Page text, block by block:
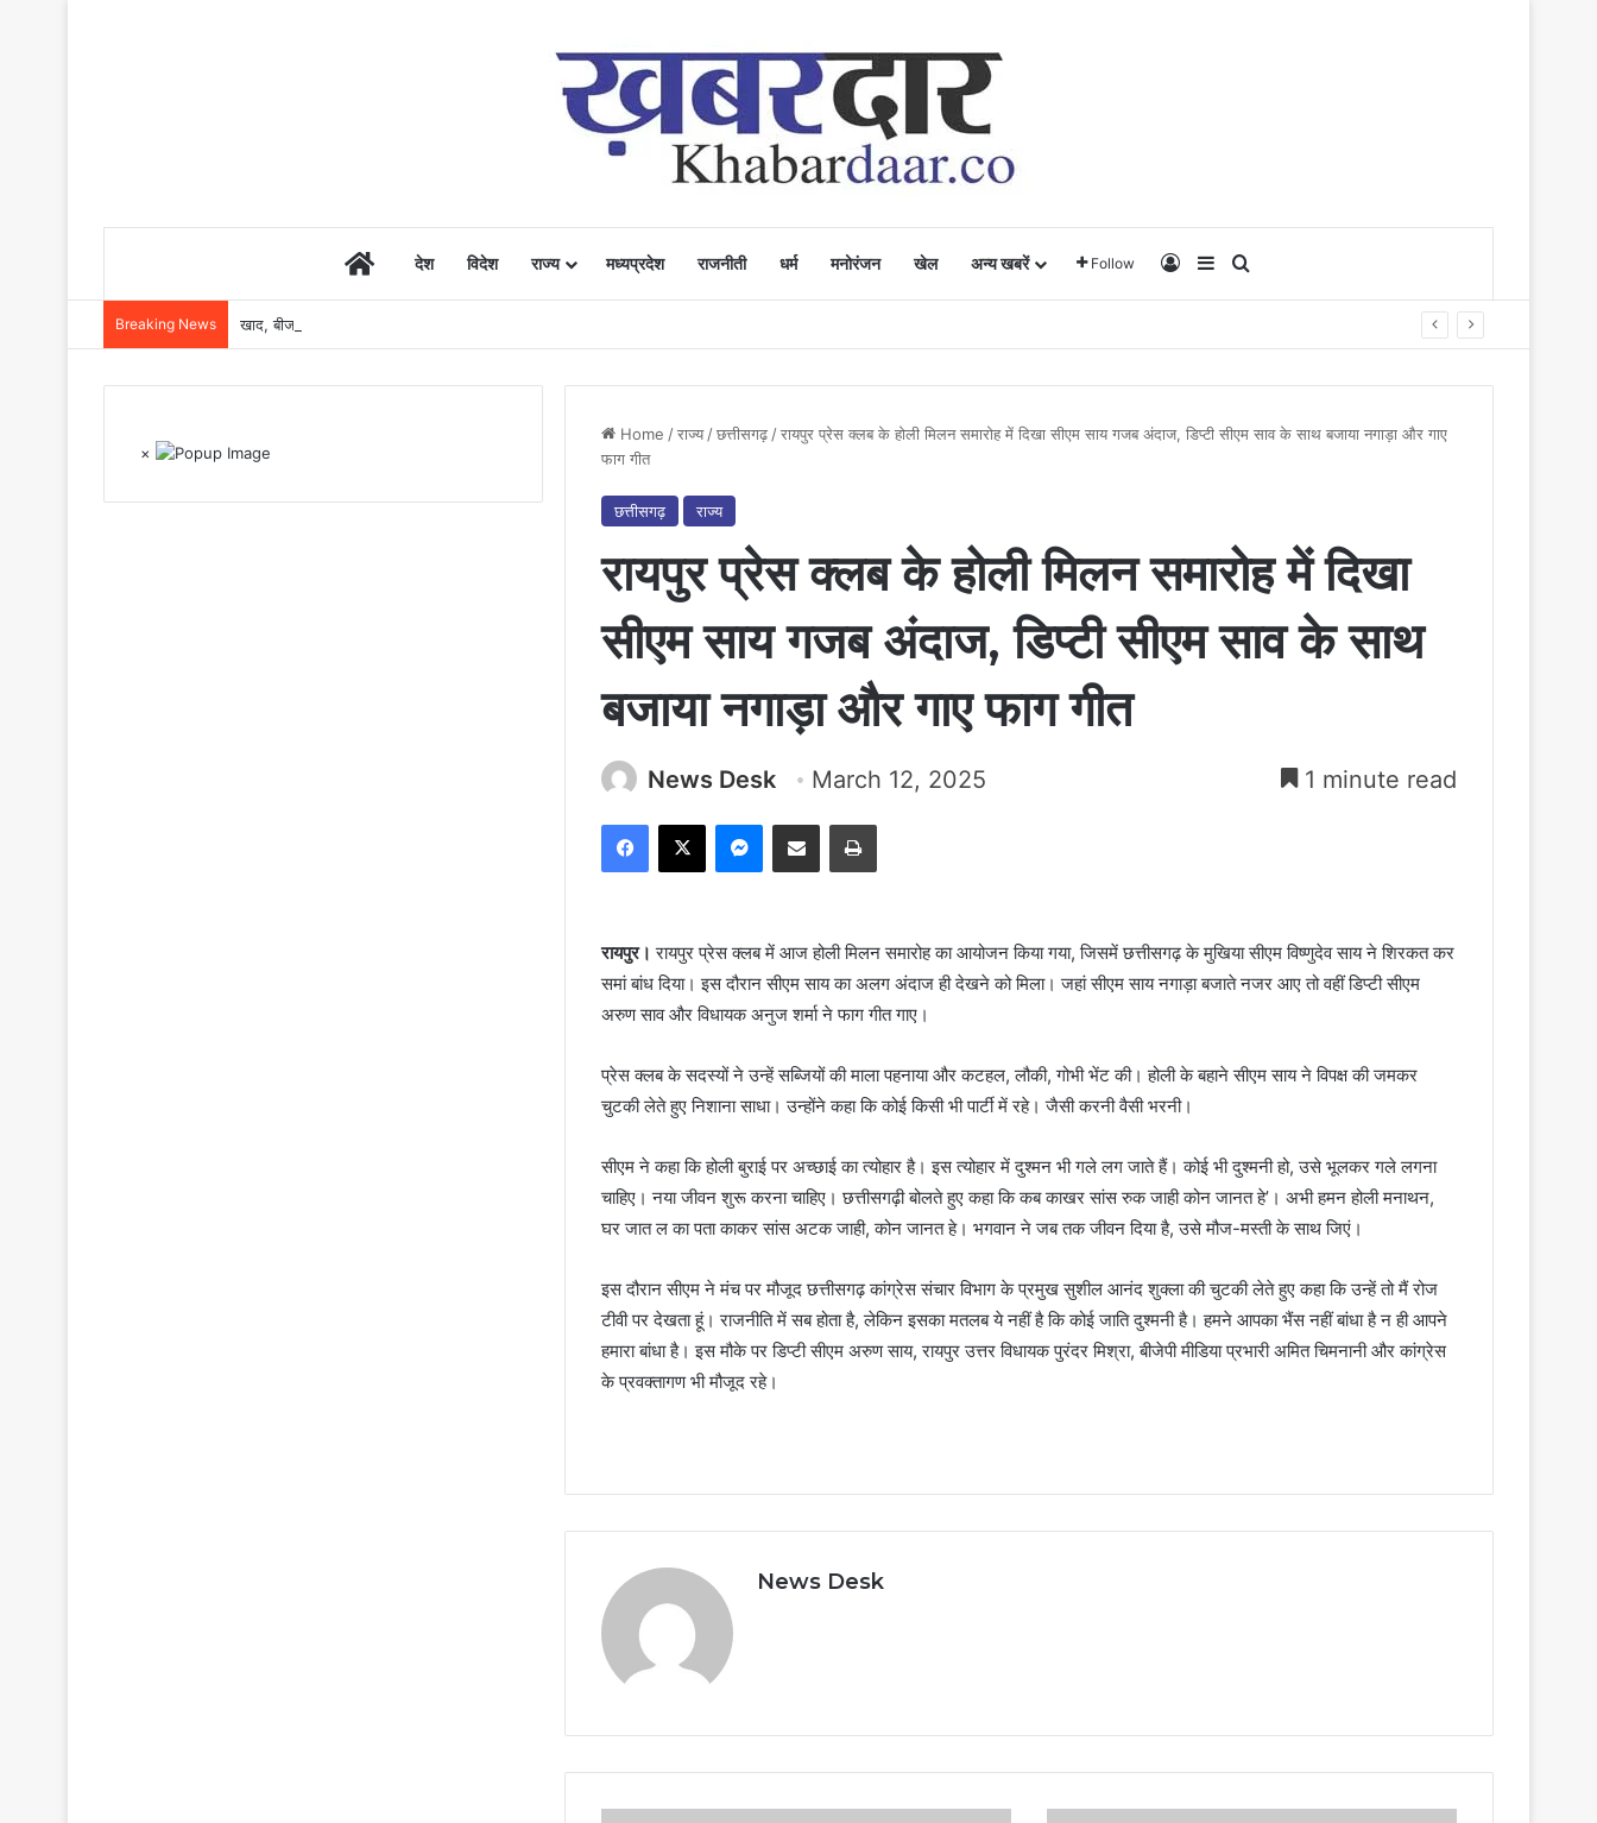
Homeदेश विदेश राज्य मध्यप्रदेश राजनीती धर्म मनोरंजन खेल अन्य खबरें Follow Log InSidebar
Breaking News खाद, बीज और उर्वरकों की समय पर उपलब्धता से किसानों में उत्साह, नैनो डीएपी और नैनो यूरिया बने किसानों के भरोसेमंद कृषि साथी…..
Home /राज्य /छत्तीसगढ़ /रायपुर प्रेस क्लब के होली मिलन समारोह में दिखा सीएम साय गजब अंदाज, डिप्टी सीएम साव के साथ बजाया नगाड़ा और गाए
फाग गीत
छत्तीसगढ़ राज्य
रायपुर प्रेस क्लब के होली मिलन समारोह में दिखा
सीएम साय गजब अंदाज, डिप्टी सीएम साव के साथ
बजाया नगाड़ा और गाए फाग गीत
News Desk March 12, 2025 1 minute read
Facebook
X Messenger
Share via Email Print
रायपुर। रायपुर प्रेस क्लब में आज होली मिलन समारोह का आयोजन किया गया, जिसमें छत्तीसगढ़ के मुखिया सीएम विष्णुदेव साय ने शिरकत कर
समां बांध दिया। इस दौरान सीएम साय का अलग अंदाज ही देखने को मिला। जहां सीएम साय नगाड़ा बजाते नजर आए तो वहीं डिप्टी सीएम
अरुण साव और विधायक अनुज शर्मा ने फाग गीत गाए।
प्रेस क्लब के सदस्यों ने उन्हें सब्जियों की माला पहनाया और कटहल, लौकी, गोभी भेंट की। होली के बहाने सीएम साय ने विपक्ष की जमकर
चुटकी लेते हुए निशाना साधा। उन्होंने कहा कि कोई किसी भी पार्टी में रहे। जैसी करनी वैसी भरनी।
सीएम ने कहा कि होली बुराई पर अच्छाई का त्योहार है। इस त्योहार में दुश्मन भी गले लग जाते हैं। कोई भी दुश्मनी हो, उसे भूलकर गले लगना
चाहिए। नया जीवन शुरू करना चाहिए। छत्तीसगढ़ी बोलते हुए कहा कि कब काखर सांस रुक जाही कोन जानत हे’। अभी हमन होली मनाथन,
घर जात ल का पता काकर सांस अटक जाही, कोन जानत हे। भगवान ने जब तक जीवन दिया है, उसे मौज-मस्ती के साथ जिएं।
इस दौरान सीएम ने मंच पर मौजूद छत्तीसगढ़ कांग्रेस संचार विभाग के प्रमुख सुशील आनंद शुक्ला की चुटकी लेते हुए कहा कि उन्हें तो मैं रोज
टीवी पर देखता हूं। राजनीति में सब होता है, लेकिन इसका मतलब ये नहीं है कि कोई जाति दुश्मनी है। हमने आपका भैंस नहीं बांधा है न ही आपने
हमारा बांधा है। इस मौके पर डिप्टी सीएम अरुण साय, रायपुर उत्तर विधायक पुरंदर मिश्रा, बीजेपी मीडिया प्रभारी अमित चिमनानी और कांग्रेस
के प्रवक्तागण भी मौजूद रहे।
News Desk
×